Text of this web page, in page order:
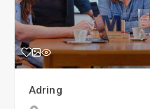
Adring